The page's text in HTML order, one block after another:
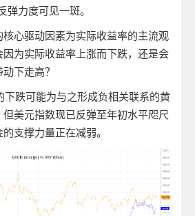
弹力度可见一斑。
心驱动因素为实际收益率的主流观
为实际收益率上涨而下跌，还是会
下走高？
下跌可能为与之形成负相关联系的黄
美元指数现已反弹至年初水平咫尺
支撑力量正在减弱。